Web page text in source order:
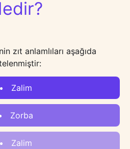
zıt anlamlıları aşağıda
Zalim
Zorba
Zalim